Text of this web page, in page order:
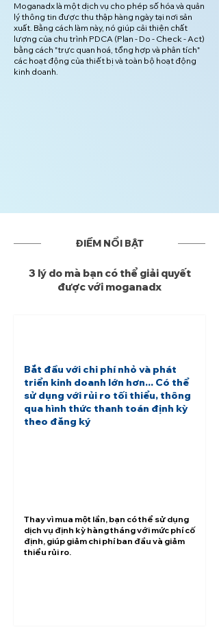
Moganadx là một dịch vụ cho phép số hóa và quản
lý thông tin được thu thập hàng ngày tại nơi sản
xuất. Bằng cách làm này, nó giúp cải thiện chất
lượng của chu trình PDCA (Plan - Do - Check - Act)
bằng cách "trực quan hoá, tổng hợp và phân tích"
các hoạt động của thiết bị và toàn bộ hoạt động
kinh doanh.
ĐIỂM NỔI BẬT
3 lý do mà bạn có thể giải quyết
được với moganadx
Bắt đầu với chi phí nhỏ và phát
triển kinh doanh lớn hơn... Có thể
sử dụng với rủi ro tối thiểu, thông
qua hình thức thanh toán định kỳ
theo đăng ký
Thay vì mua một lần, bạn có thể sử dụng
dịch vụ định kỳ hàng tháng với mức phí cố
định, giúp giảm chi phí ban đầu và giảm
thiểu rủi ro.